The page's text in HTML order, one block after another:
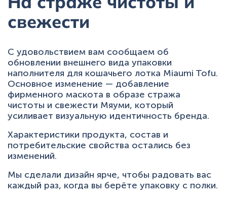
свежести
С удовольствием вам сообщаем об
обновлении внешнего вида упаковки
наполнителя для кошачьего лотка Miaumi Tofu.
Основное изменение — добавление
фирменного маскота в образе стража
чистоты и свежести Мяуми, который
усиливает визуальную идентичность бренда.
Характеристики продукта, состав и
потребительские свойства остались без
изменений.
Мы сделали дизайн ярче, чтобы радовать вас
каждый раз, когда вы берёте упаковку с полки.